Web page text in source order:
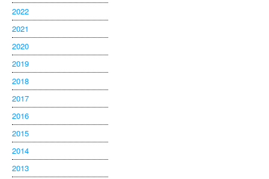
2022
2021
2020
2019
2018
2017
2016
2015
2014
2013